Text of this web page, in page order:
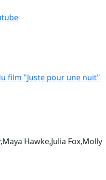
film "Juste pour une nuit"
Hawke,Julia Fox,Molly